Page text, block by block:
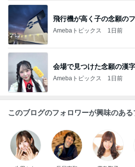
飛行機が高く子の念願の
Amebaトピックス 1日前
会場で見つけた念願の漢
Amebaトピックス 1日前
このブログのフォロワーが興味のある